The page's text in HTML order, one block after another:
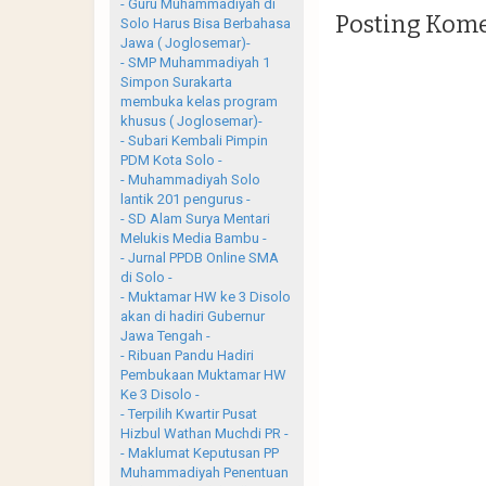
Posting
- Guru Muhammadiyah di
Solo Harus Bisa Berbahasa
Jawa ( Joglosemar)-
- SMP Muhammadiyah 1
Simpon Surakarta
membuka kelas program
khusus ( Joglosemar)-
- Subari Kembali Pimpin
PDM Kota Solo -
- Muhammadiyah Solo
lantik 201 pengurus -
- SD Alam Surya Mentari
Melukis Media Bambu -
- Jurnal PPDB Online SMA
di Solo -
- Muktamar HW ke 3 Disolo
akan di hadiri Gubernur
Jawa Tengah -
- Ribuan Pandu Hadiri
Pembukaan Muktamar HW
Ke 3 Disolo -
- Terpilih Kwartir Pusat
Hizbul Wathan Muchdi PR -
- Maklumat Keputusan PP
Muhammadiyah Penentuan